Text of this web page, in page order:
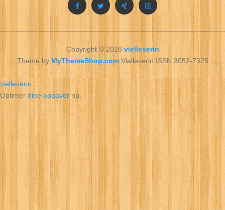
Copyright © 2026vielleserin
Theme by MyThemeShop.comVielleserin ISSN 3052-7325
vielleserin
Optimerdine opgavernu.